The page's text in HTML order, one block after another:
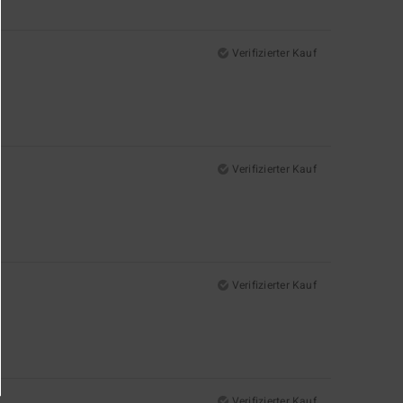
Verifizierter Kauf
Verifizierter Kauf
Verifizierter Kauf